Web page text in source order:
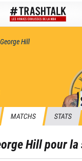
GeorgeHill
MATCHS STATS
Hillpour la